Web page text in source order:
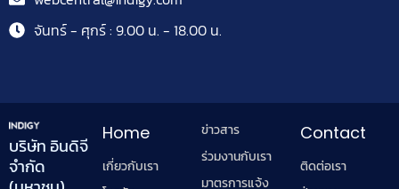
จันทร์ - ศุกร์ : 9.00 น. - 18.00 น.
บริษัท อินดิจี
จำกัด
Home
เกี่ยวกับเรา
ข่าวสาร
ร่วมงานกับเรา
มาตรการแจ้ง
Contact
ติดต่อเรา